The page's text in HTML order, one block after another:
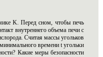
K. Перед сном, чтобы печь
внутреннего объема печи с
Считая массы угольков
времени t угольки
Какие меры безопасности